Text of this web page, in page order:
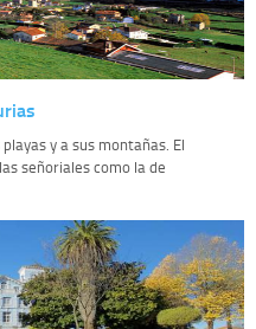
y a sus montañas. El
señoriales como la de